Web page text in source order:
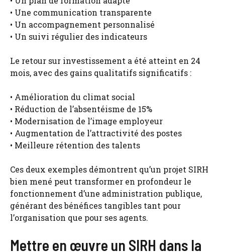
• Une communication transparente
• Un accompagnement personnalisé
• Un suivi régulier des indicateurs
Le retour sur investissement a été atteint en 24
mois, avec des gains qualitatifs significatifs :
• Amélioration du climat social
• Réduction de l’absentéisme de 15%
• Modernisation de l’image employeur
• Augmentation de l’attractivité des postes
• Meilleure rétention des talents
Ces deux exemples démontrent qu’un projet SIRH
bien mené peut transformer en profondeur le
fonctionnement d’une administration publique,
générant des bénéfices tangibles tant pour
l’organisation que pour ses agents.
Mettre en œuvre un SIRH dans la